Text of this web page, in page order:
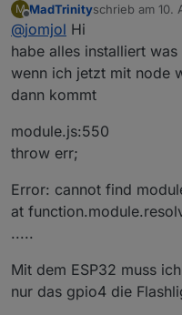
komplett anders
den ersten Blick
ganz anders an den
das separate
bedeutet, dass du
versenden an den
In meinem Code ist
Klasse
implementiert.
Die Funktion "void
ptureMITHeader()"
Das ist nicht ganz
helfen, da ich die
Bezüglich Node.js:
hast du eine
M
Offline
MadTrinityschrieb am 10.
zuletzt editiert
@jomjol Hi
habe alles installiert
wenn ich jetzt mit node
dann kommt
module.js:550
throw err;
Error: cannot find
at
.....
Mit dem ESP32 muss
nur das gpio4 die